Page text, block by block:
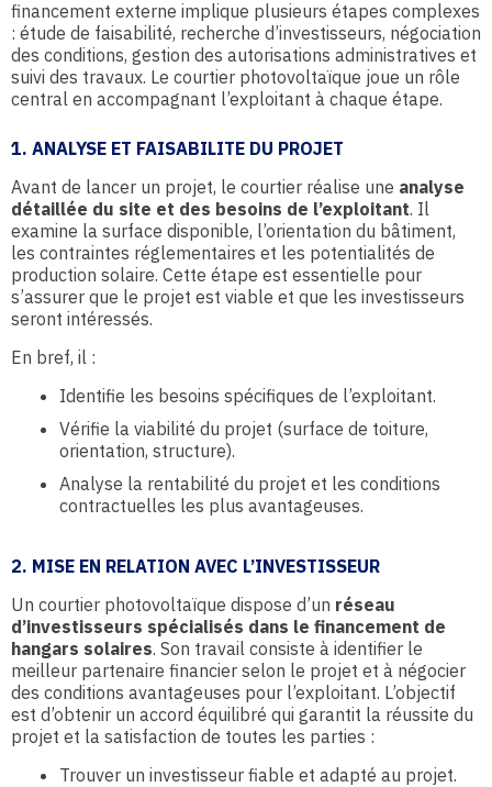
financement externe implique plusieurs étapes complexes
: étude de faisabilité, recherche d’investisseurs, négociation
des conditions, gestion des autorisations administratives et
suivi des travaux. Le courtier photovoltaïque joue un rôle
central en accompagnant l’exploitant à chaque étape.
1. ANALYSE ET FAISABILITE DU PROJET
Avant de lancer un projet, le courtier réalise une analyse
détaillée du site et des besoins de l’exploitant. Il
examine la surface disponible, l’orientation du bâtiment,
les contraintes réglementaires et les potentialités de
production solaire. Cette étape est essentielle pour
s’assurer que le projet est viable et que les investisseurs
seront intéressés.
En bref, il :
Identifie les besoins spécifiques de l’exploitant.
Vérifie la viabilité du projet (surface de toiture,
orientation, structure).
Analyse la rentabilité du projet et les conditions
contractuelles les plus avantageuses.
2. MISE EN RELATION AVEC L’INVESTISSEUR
Un courtier photovoltaïque dispose d’un réseau
d’investisseurs spécialisés dans le financement de
hangars solaires. Son travail consiste à identifier le
meilleur partenaire financier selon le projet et à négocier
des conditions avantageuses pour l’exploitant. L’objectif
est d’obtenir un accord équilibré qui garantit la réussite du
projet et la satisfaction de toutes les parties :
Trouver un investisseur fiable et adapté au projet.